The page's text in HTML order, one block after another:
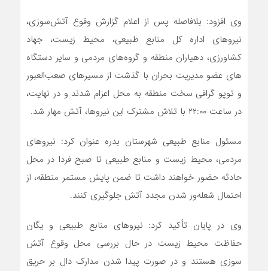
وی افزود: بلافاصله پس از اعلام گزارش وقوع آتش‌سوزی،
نیروهای اداره کل منابع طبیعی، محیط زیست، جهاد
کشاورزی، دهیاران منطقه و گروه‌های مردمی و سایر دستگاه
های عضو‌ مدیریت بحران با گذشت از مسیرهای صعب‌العبور
و توپو گرافی سخت منطقه به محل اعزام شدند و در نهایت،
در ساعت ۲۲:۰۰ با تلاش مشترک این نیروها، آتش مهار شد.
مسئول منابع طبیعی شهرستان بدره عنوان کرد: نیروهای
مردمی، محیط زیست و منابع طبیعی تا صبح فردا در محل
حادثه حضور خواهند داشت تا ضمن پایش مستمر منطقه، از
احتمال شعله‌ور شدن مجدد آتش جلوگیری کنند.
وی در پایان تأکید کرد: نیروهای منابع طبیعی و یگان
حفاظت محیط زیست در حال بررسی محل وقوع آتش
سوزی هستند و در صورت پیدا شدن مدارک دال بر حریق